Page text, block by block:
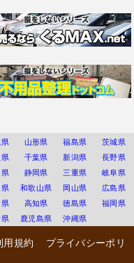
山形県 福島県
茨城県
千葉県 新潟県
長野県
静岡県 三重県
岐阜県
和歌山県 岡山県
広島県
高知県 徳島県
福岡県
鹿児島県 沖縄県
用規約
プライバシーポリ